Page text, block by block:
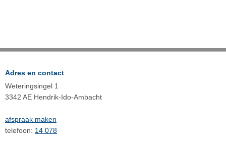
Adres en contact
Weteringsingel 1
3342 AE Hendrik-Ido-Ambacht
afspraak maken
telefoon: 14 078